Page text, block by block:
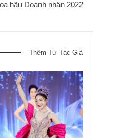
hậu Doanh nhân 2022
Thêm Từ Tác Giả